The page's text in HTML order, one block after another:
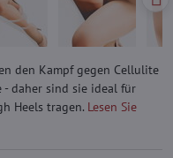
den Kampf gegen Cellulite
- daher sind sie ideal für
Heels tragen. Lesen Sie